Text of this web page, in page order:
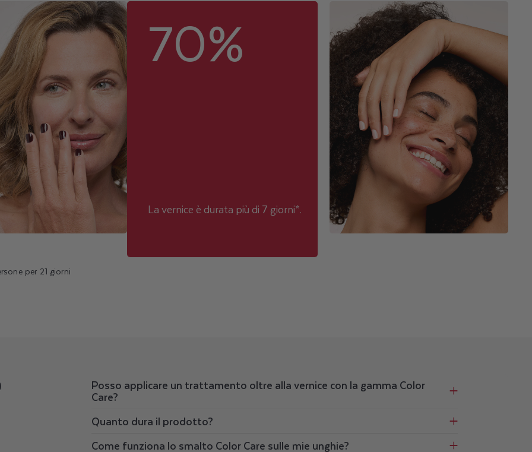
70%
La vernice è durata più di 7 giorni*.
per 21 giorni
Posso applicare un trattamento oltre alla vernice con la gamma Color
Care?
Quanto dura il prodotto?
Come funziona lo smalto Color Care sulle mie unghie?